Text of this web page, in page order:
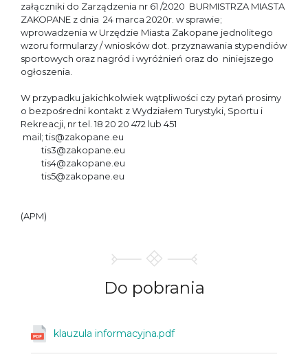
załączniki do Zarządzenia nr 61 /2020 BURMISTRZA MIASTA
ZAKOPANE z dnia 24 marca 2020r. w sprawie;
wprowadzenia w Urzędzie Miasta Zakopane jednolitego
wzoru formularzy / wniosków dot. przyznawania stypendiów
sportowych oraz nagród i wyróżnień oraz do niniejszego
ogłoszenia.
W przypadku jakichkolwiek wątpliwości czy pytań prosimy
o bezpośredni kontakt z Wydziałem Turystyki, Sportu i
Rekreacji, nr tel. 18 20 20 472 lub 451
mail; tis@zakopane.eu
tis3@zakopane.eu
tis4@zakopane.eu
tis5@zakopane.eu
(APM)
Do pobrania
klauzula informacyjna.pdf